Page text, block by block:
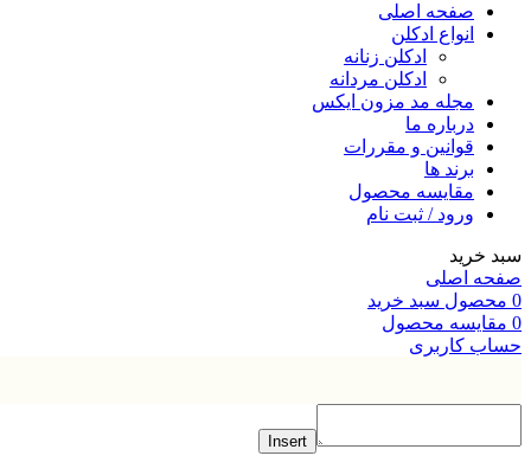
صفحه اصلی
انواع ادکلن
ادکلن زنانه
ادکلن مردانه
مجله مد مزون ایکس
درباره ما
قوانین و مقررات
برند ها
مقایسه محصول
ورود / ثبت نام
اصلی
سبد خرید
محصول
کاربری
Insert